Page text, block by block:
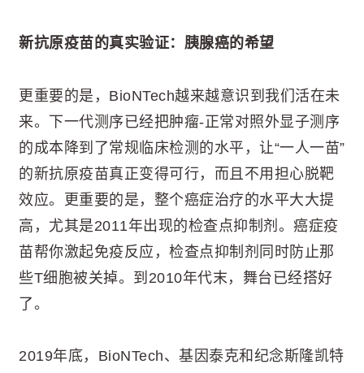
新抗原疫苗的真实验证：胰腺癌的希望
更重要的是，BioNTech越来越意识到我们活在未
来。下一代测序已经把肿瘤-正常对照外显子测序
的成本降到了常规临床检测的水平，让“一人一苗”
的新抗原疫苗真正变得可行，而且不用担心脱靶
效应。更重要的是，整个癌症治疗的水平大大提
高，尤其是2011年出现的检查点抑制剂。癌症疫
苗帮你激起免疫反应，检查点抑制剂同时防止那
些T细胞被关掉。到2010年代末，舞台已经搭好
了。
2019年底，BioNTech、基因泰克和纪念斯隆凯特